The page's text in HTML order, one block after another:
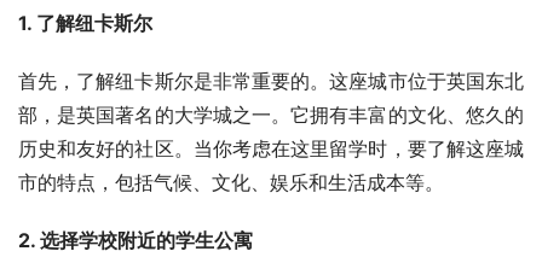
1. 了解纽卡斯尔
首先，了解纽卡斯尔是非常重要的。这座城市位于英国东北
部，是英国著名的大学城之一。它拥有丰富的文化、悠久的
历史和友好的社区。当你考虑在这里留学时，要了解这座城
市的特点，包括气候、文化、娱乐和生活成本等。
2. 选择学校附近的学生公寓